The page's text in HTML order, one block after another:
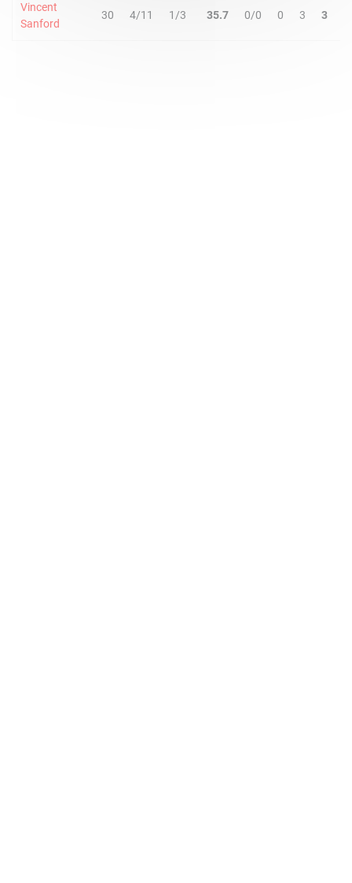
Vincent
Sanford
30 4/11 1/3 35.7 0/0 0 3 3